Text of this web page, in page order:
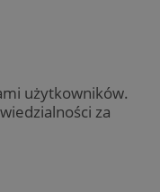
użytkowników.
za